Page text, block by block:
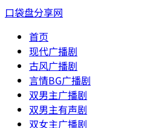
口袋盘分享网
首页
现代广播剧
古风广播剧
言情BG广播剧
双男主广播剧
双男主有声剧
双女主广播剧